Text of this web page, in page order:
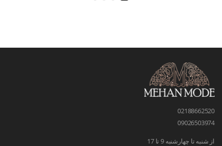
02188662520
09026503974
از شنبه تا چهارشنبه 9 تا 17